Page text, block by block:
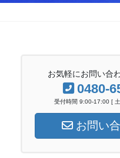
お気軽にお問い合
0480-
受付時間 9:00-17:00 [
お問い